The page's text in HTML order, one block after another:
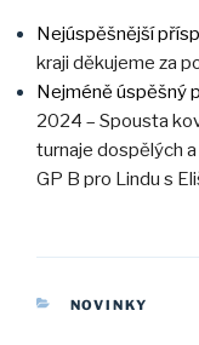
Nejúspěšnější
kraji děkujeme za
Nejméně úspěšný
2024 – Spousta
turnaje dospělých
GP B pro Lindu s
CATEGORIES
NOVINKY